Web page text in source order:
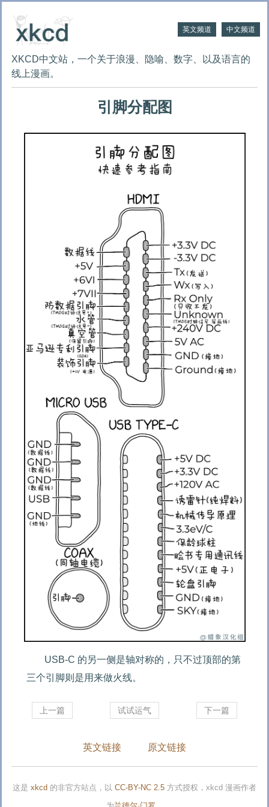
英文频道 中文频道
XKCD中文站，一个关于浪漫、隐喻、数字、以及语言的
线上漫画。
引脚分配图
USB-C 的另一侧是轴对称的，只不过顶部的第
三个引脚则是用来做火线。
上一篇 下一篇
试试运气
英文链接 原文链接
这是 xkcd 的非官方站点，以 CC-BY-NC 2.5 方式授权，xkcd 漫画作者